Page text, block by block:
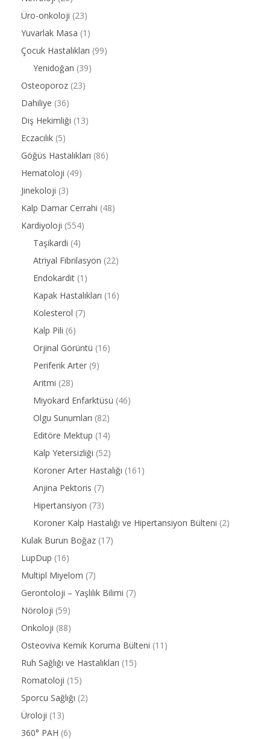
Üro-onkoloji (23)
Yuvarlak Masa (1)
Çocuk Hastalıkları (99)
Yenidoğan (39)
Osteoporoz (23)
Dahiliye (36)
Diş Hekimliği (13)
Eczacılık (5)
Göğüs Hastalıkları (86)
Hematoloji (49)
Jinekoloji (3)
Kalp Damar Cerrahi (48)
Kardiyoloji (554)
Taşikardi (4)
Atriyal Fibrilasyon (22)
Endokardit (1)
Kapak Hastalıkları (16)
Kolesterol (7)
Kalp Pili (6)
Orjinal Görüntü (16)
Periferik Arter (9)
Aritmi (28)
Miyokard Enfarktüsü (46)
Olgu Sunumları (82)
Editöre Mektup (14)
Kalp Yetersizliği (52)
Koroner Arter Hastalığı (161)
Anjina Pektoris (7)
Hipertansiyon (73)
Koroner Kalp Hastalığı ve Hipertansiyon Bülteni (2)
Kulak Burun Boğaz (17)
LupDup (16)
Multipl Miyelom (7)
Gerontoloji – Yaşlılık Bilimi (7)
Nöroloji (59)
Onkoloji (88)
Osteoviva Kemik Koruma Bülteni (11)
Ruh Sağlığı ve Hastalıkları (15)
Romatoloji (15)
Sporcu Sağlığı (2)
Üroloji (13)
360° PAH (6)